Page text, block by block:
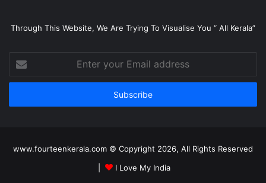
Through This Website, We Are Trying To Visualise You “ All Kerala”
your
Email
www.fourteenkerala.com © Copyright 2026, All Rights Reserved
I Love My India